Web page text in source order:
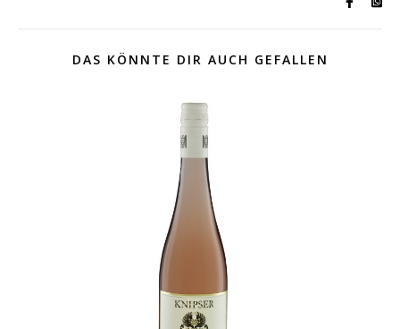
DAS KÖNNTE DIR AUCH GEFALLEN